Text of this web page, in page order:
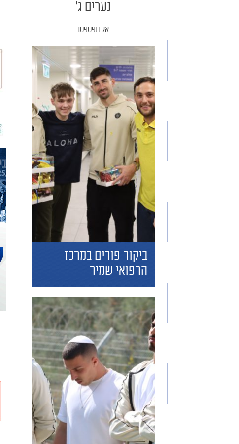
נערים ג'
אל תפספסו
ביקור פורים במרכז
הרפואי שמיר